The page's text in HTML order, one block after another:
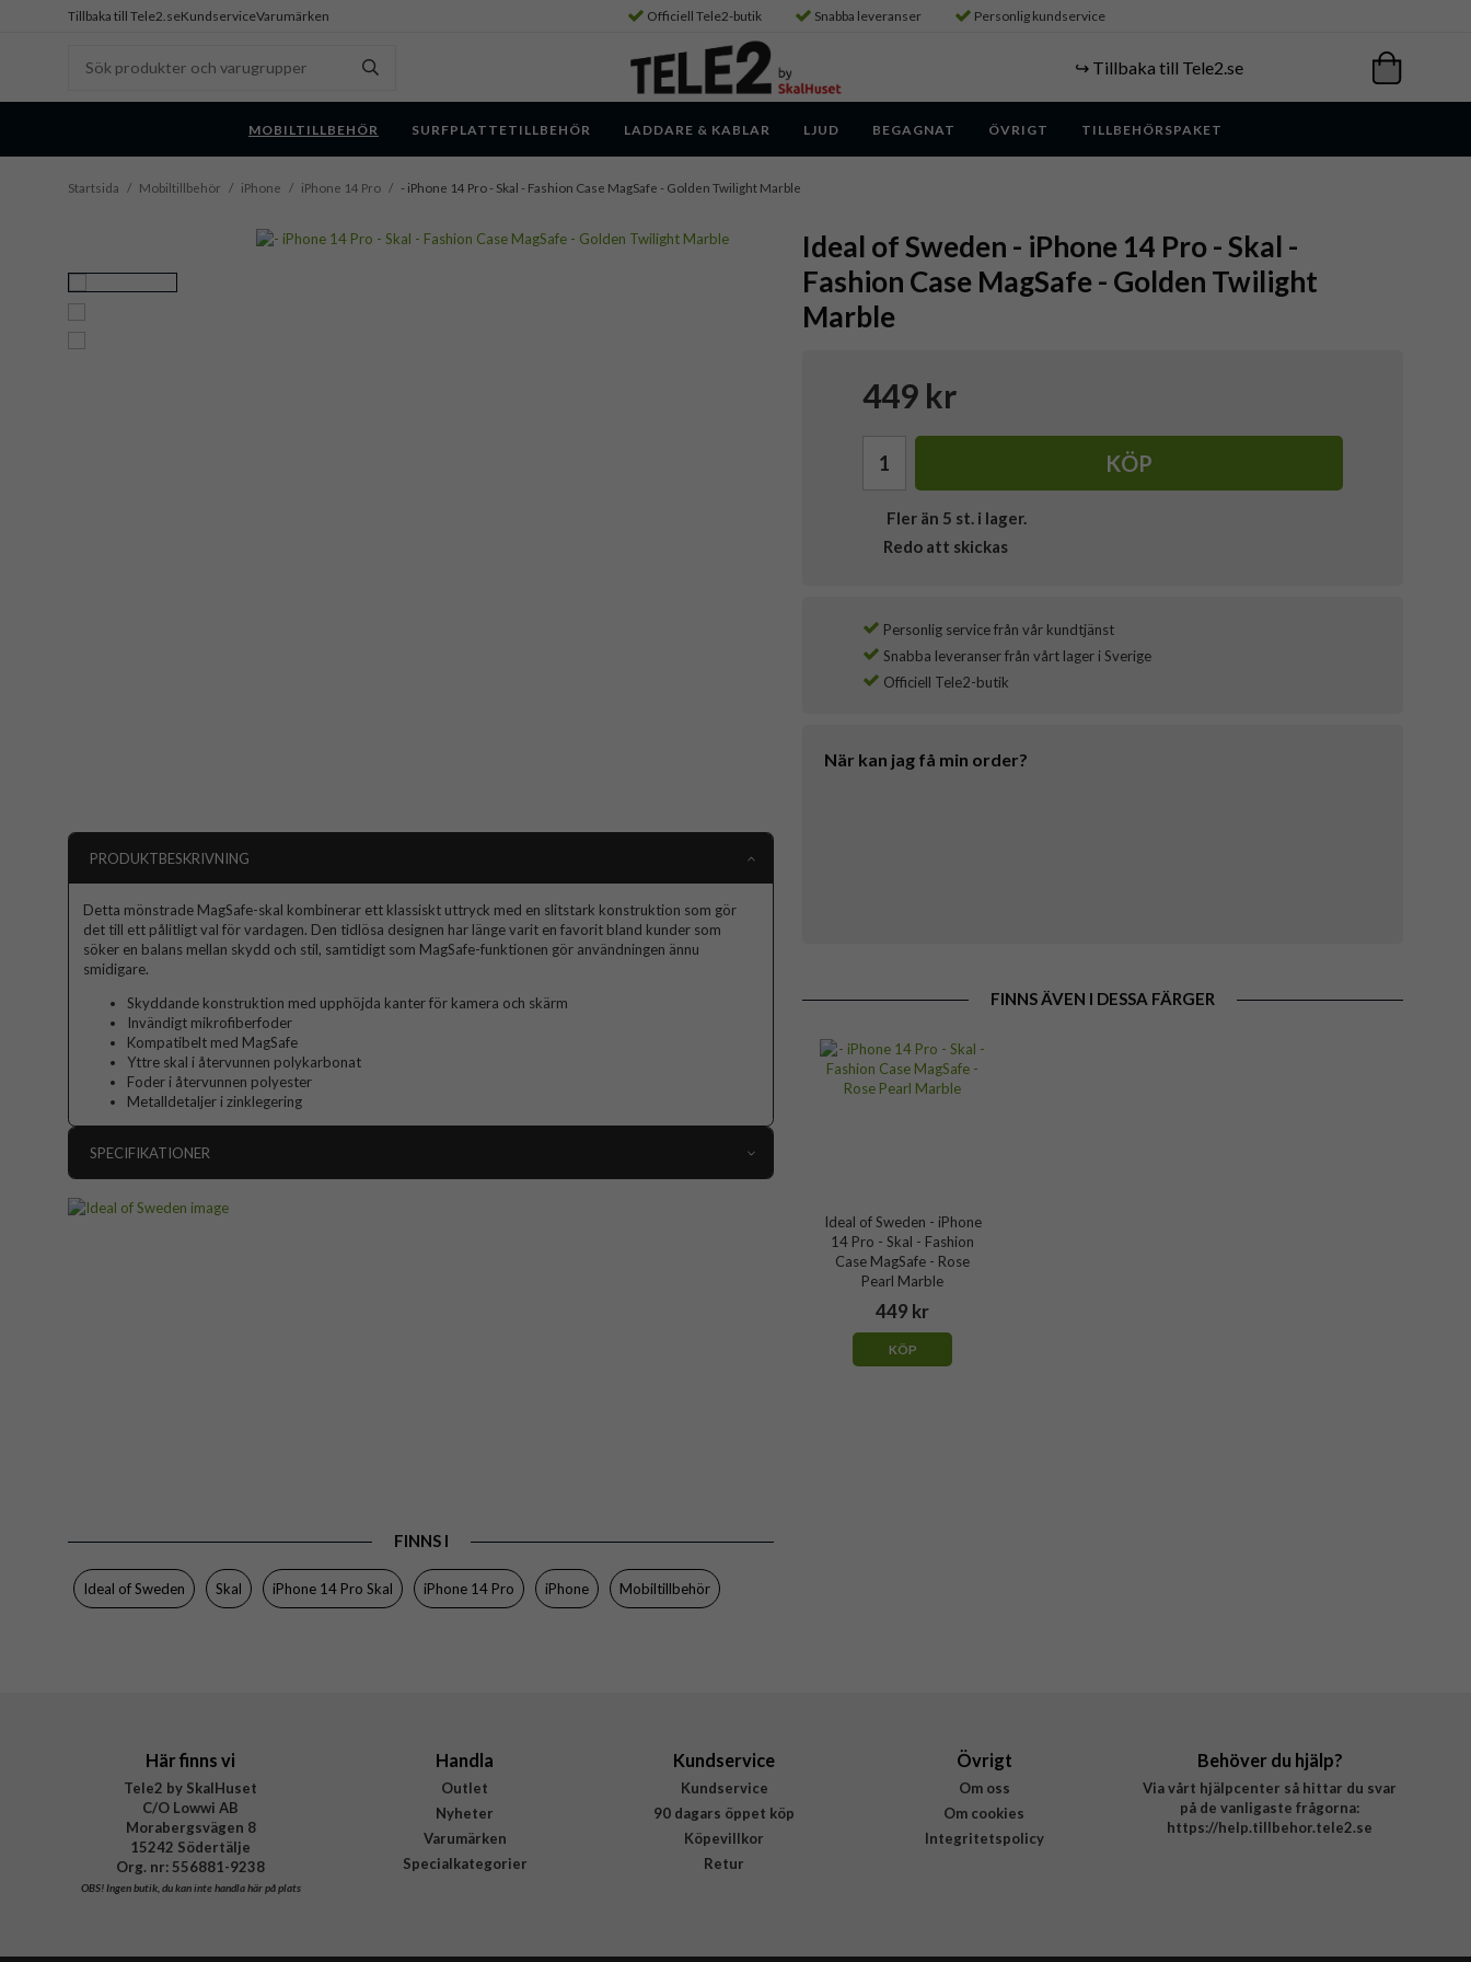
Tillbaka till Tele2.seKundserviceVarumärken Officiell Tele2-butik Snabba leveranser Personlig kundservice
↪️ Tillbaka till Tele2.se
MOBILTILLBEHÖR SURFPLATTETILLBEHÖR LADDARE & KABLAR LJUD BEGAGNAT ÖVRIGT TILLBEHÖRSPAKET
Startsida / Mobiltillbehör / iPhone / iPhone 14 Pro / - iPhone 14 Pro - Skal - Fashion Case MagSafe - Golden Twilight Marble
Ideal of Sweden - iPhone 14 Pro - Skal -
Fashion Case MagSafe - Golden Twilight
Marble
449 kr
KÖP
Fler än 5 st. i lager.
Redo att skickas
Personlig service från vår kundtjänst
Snabba leveranser från vårt lager i Sverige
Officiell Tele2-butik
När kan jag få min order?
FINNS ÄVEN I DESSA FÄRGER
Ideal of Sweden - iPhone
14 Pro - Skal - Fashion
Case MagSafe - Rose
Pearl Marble
449 kr
KÖP
PRODUKTBESKRIVNING
Detta mönstrade MagSafe-skal kombinerar ett klassiskt uttryck med en slitstark konstruktion som gör
det till ett pålitligt val för vardagen. Den tidlösa designen har länge varit en favorit bland kunder som
söker en balans mellan skydd och stil, samtidigt som MagSafe-funktionen gör användningen ännu
smidigare.
Skyddande konstruktion med upphöjda kanter för kamera och skärm
Invändigt mikrofiberfoder
Kompatibelt med MagSafe
Yttre skal i återvunnen polykarbonat
Foder i återvunnen polyester
Metalldetaljer i zinklegering
SPECIFIKATIONER
FINNS I
Ideal of Sweden Skal iPhone 14 Pro Skal iPhone 14 Pro iPhone Mobiltillbehör
Här finns vi
Tele2 by SkalHuset
C/O Lowwi AB
Morabergsvägen 8
15242 Södertälje
Org. nr: 556881-9238
OBS!Ingen butik, du kan inte handla här på plats
Handla
Outlet
Nyheter
Varumärken
Specialkategorier
Kundservice
Kundservice
90 dagars öppet köp
Köpevillkor
Retur
Övrigt
Om oss
Om cookies
Integritetspolicy
Behöver du hjälp?
Via vårt hjälpcenter så hittar du svar
på de vanligaste frågorna:
https://help.tillbehor.tele2.se